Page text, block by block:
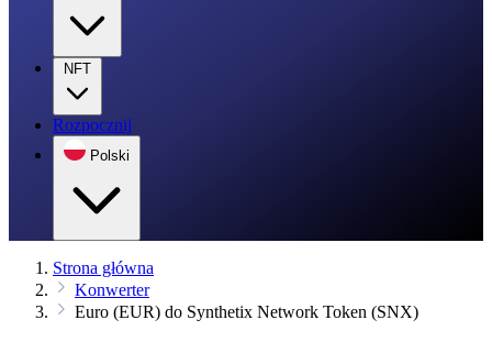
NFT
Rozpocznij
Polski
Strona główna
Konwerter
Euro (EUR) do Synthetix Network Token (SNX)